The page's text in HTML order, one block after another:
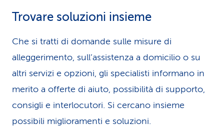
Trovare soluzioni insieme
Che si tratti di domande sulle misure di
alleggerimento, sull’assistenza a domicilio o su
altri servizi e opzioni, gli specialisti informano in
merito a offerte di aiuto, possibilità di supporto,
consigli e interlocutori. Si cercano insieme
possibili miglioramenti e soluzioni.